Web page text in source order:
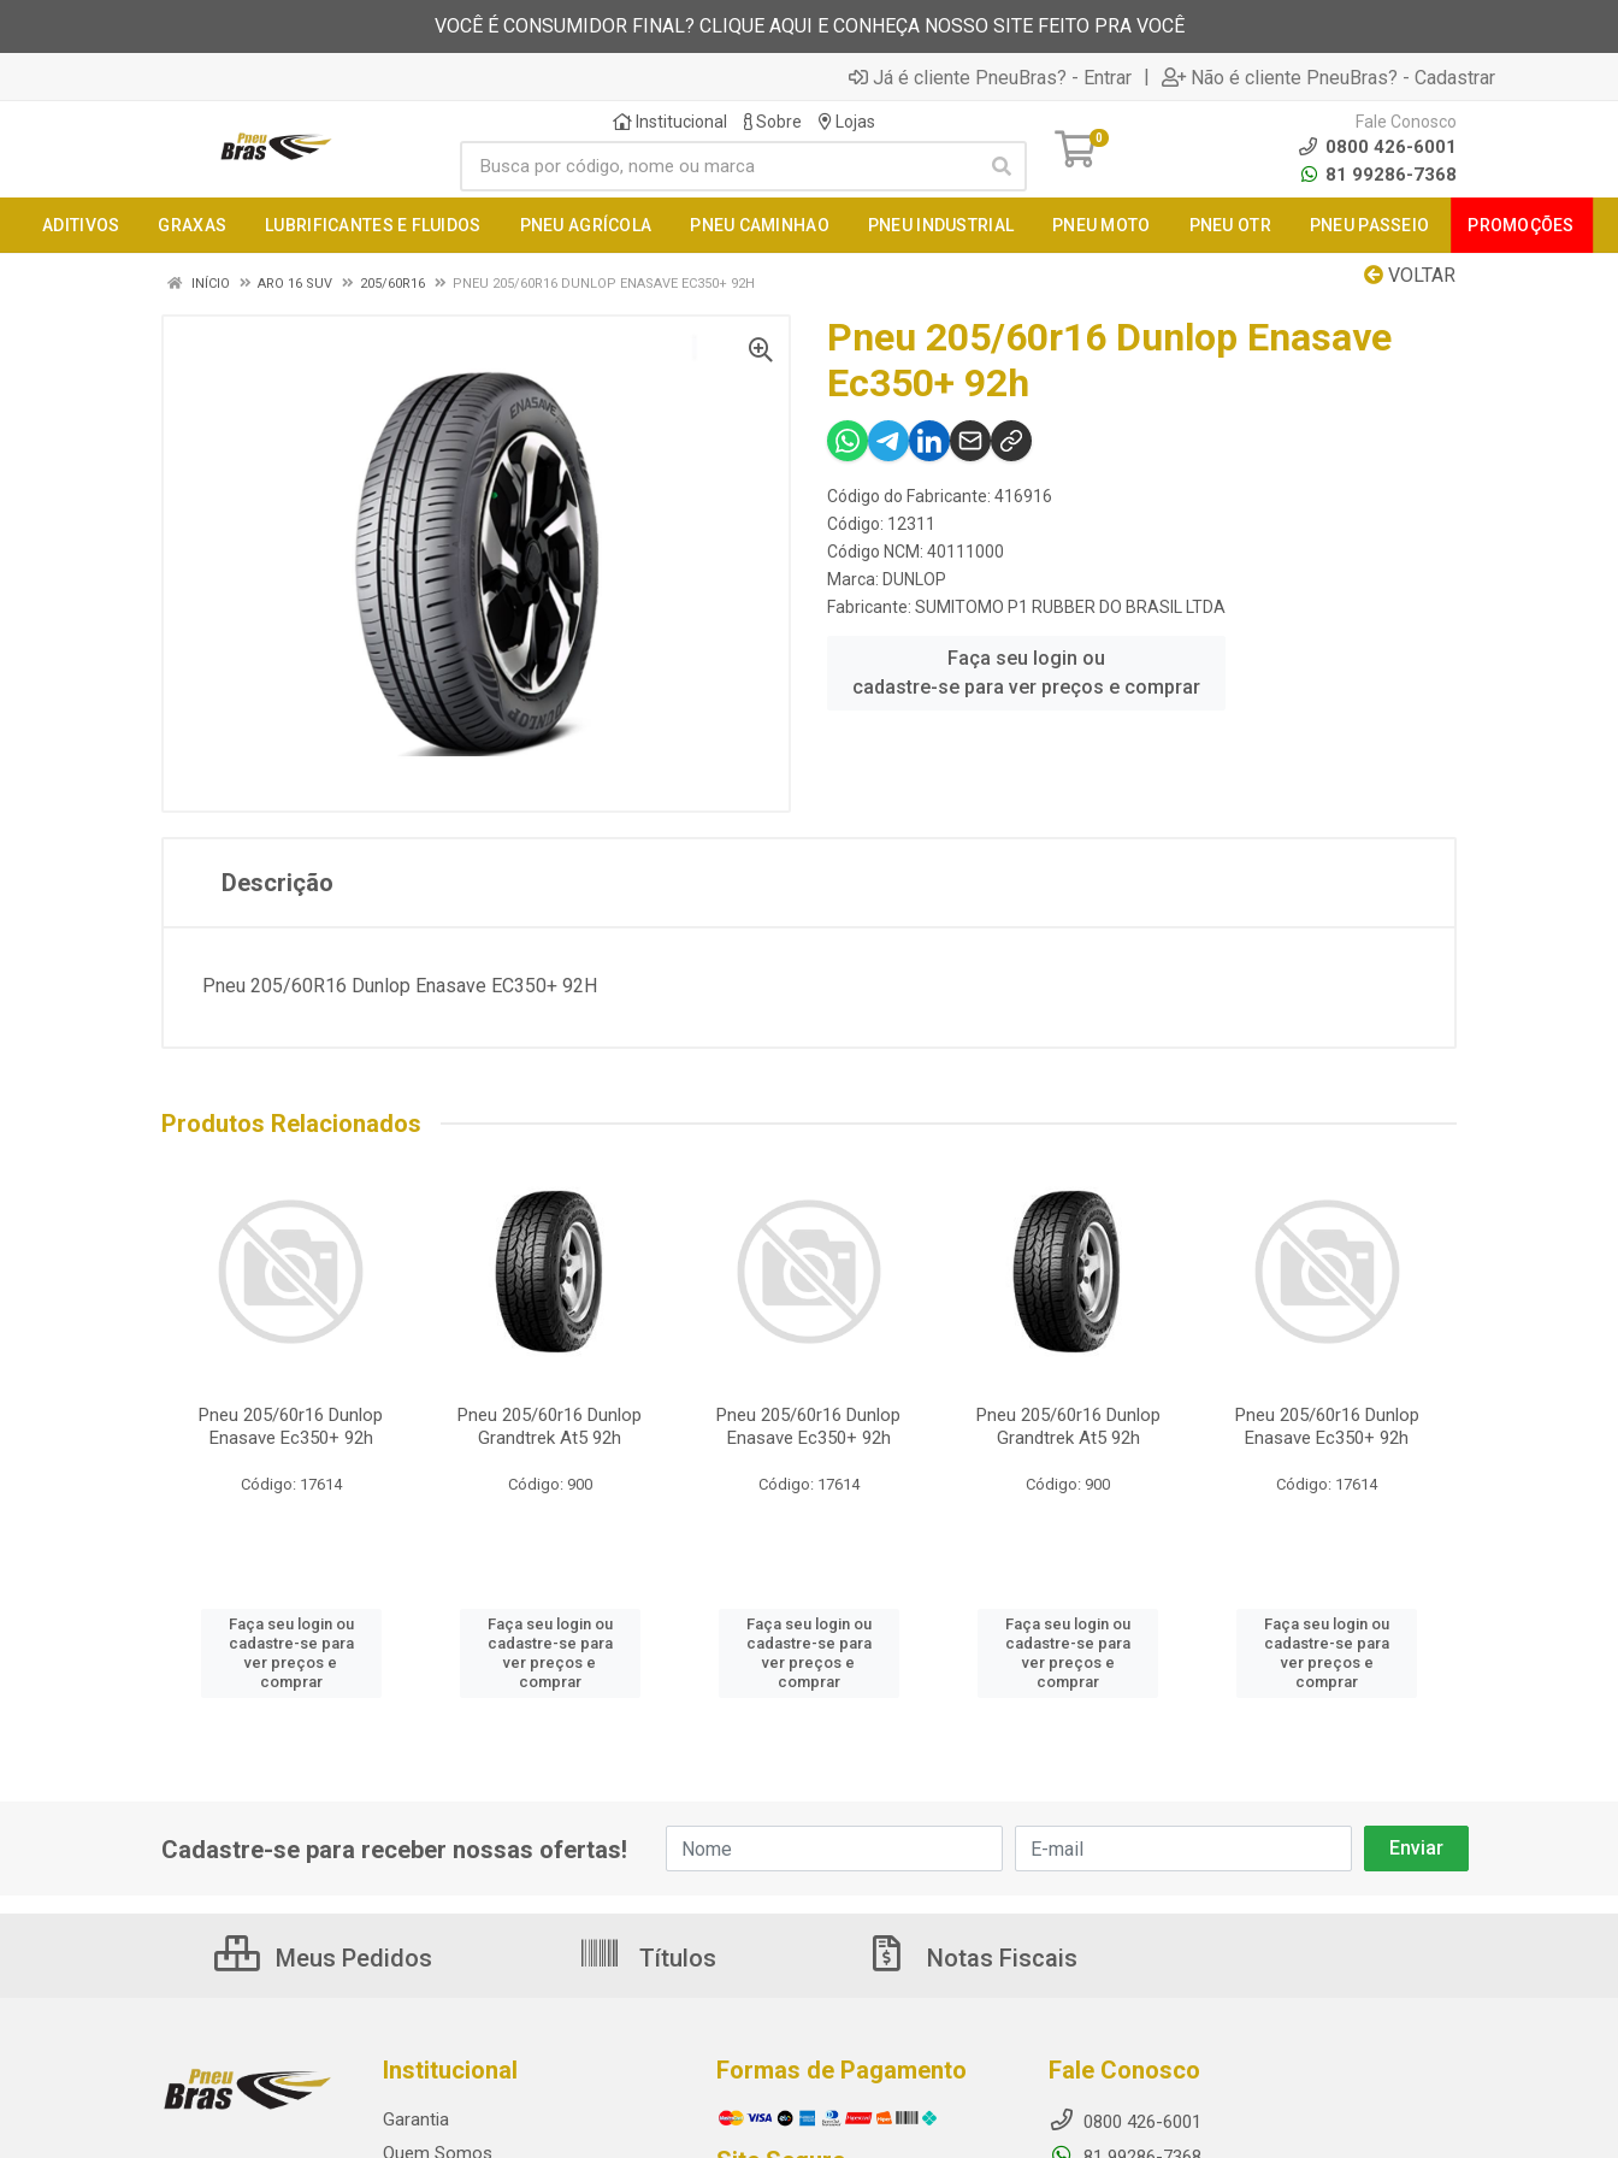
VOCÊ É CONSUMIDOR FINAL? CLIQUE AQUI E CONHEÇA NOSSO SITE FEITO PRA VOCÊ
Já é cliente PneuBras? - Entrar | Não é cliente PneuBras? - Cadastrar
Institucional Sobre Lojas
0
Fale Conosco
0800 426-6001
81 99286-7368
ADITIVOS GRAXAS LUBRIFICANTES E FLUIDOS PNEU AGRÍCOLA PNEU CAMINHAO PNEU INDUSTRIAL PNEU MOTO PNEU OTR PNEU PASSEIO PROMOÇÕES
VOLTAR
INÍCIO ARO 16 SUV 205/60R16 PNEU 205/60R16 DUNLOP ENASAVE EC350+ 92H
Pneu 205/60r16 Dunlop Enasave
Ec350+ 92h
Código do Fabricante: 416916
Código: 12311
Código NCM: 40111000
Marca: DUNLOP
Fabricante: SUMITOMO P1 RUBBER DO BRASIL LTDA
Faça seu login ou
cadastre-se para ver preços e comprar
Descrição
Pneu 205/60R16 Dunlop Enasave EC350+ 92H
Produtos Relacionados
Pneu 205/60r16 Dunlop
Enasave Ec350+ 92h
Código: 17614
Faça seu login ou
cadastre-se para
ver preços e
comprar
Pneu 205/60r16 Dunlop
Grandtrek At5 92h
Código: 900
Faça seu login ou
cadastre-se para
ver preços e
comprar
Pneu 205/60r16 Dunlop
Enasave Ec350+ 92h
Código: 17614
Faça seu login ou
cadastre-se para
ver preços e
comprar
Pneu 205/60r16 Dunlop
Grandtrek At5 92h
Código: 900
Faça seu login ou
cadastre-se para
ver preços e
comprar
Pneu 205/60r16 Dunlop
Enasave Ec350+ 92h
Código: 17614
Faça seu login ou
cadastre-se para
ver preços e
comprar
Cadastre-se para receber nossas ofertas!
Meus Pedidos Títulos Notas Fiscais
Institucional
Garantia
Quem Somos
Formas de Pagamento Fale Conosco
0800 426-6001